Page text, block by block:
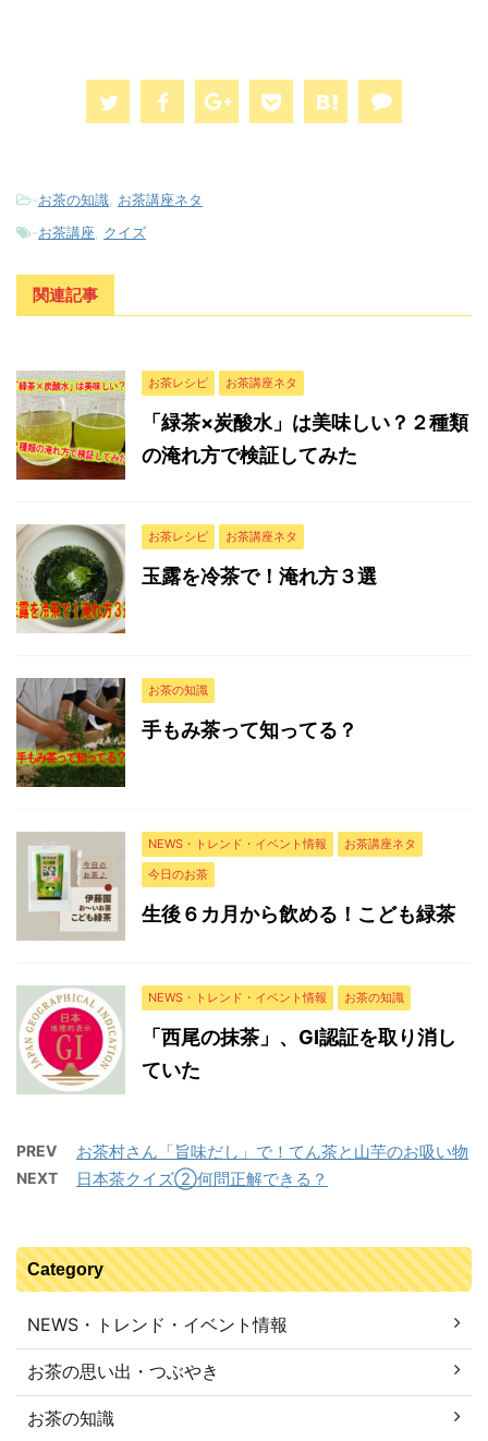
-お茶の知識 お茶講座ネタ
-お茶講座 クイズ
関連記事
お茶レシピ お茶講座ネタ
「緑茶×炭酸水」は美味しい？２種類
の淹れ方で検証してみた
お茶レシピ お茶講座ネタ
玉露を冷茶で！淹れ方３選
お茶の知識
手もみ茶って知ってる？
NEWS・トレンド・イベント情報
お茶講座ネタ
今日のお茶
生後６カ月から飲める！こども緑茶
NEWS・トレンド・イベント情報 お茶の知識
「西尾の抹茶」、GI認証を取り消し
ていた
PREV お茶村さん「旨味だし」で！てん茶と山芋のお吸い物
NEXT 日本茶クイズ②何問正解できる？
Category
NEWS・トレンド・イベント情報
お茶の思い出・つぶやき
お茶の知識